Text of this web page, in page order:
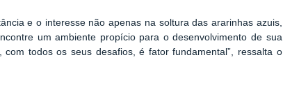
e o interesse não apenas na soltura das ararinhas azuis,
um ambiente propício para o desenvolvimento de sua
todos os seus desafios, é fator fundamental”, ressalta o